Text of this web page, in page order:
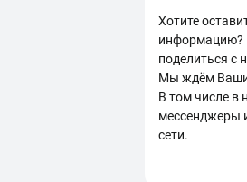
Хотите
информацию?
поделиться с
Мы ждём
В том числе в
мессенджеры
сети.